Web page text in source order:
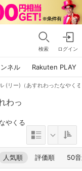
検索 ログイン
ネル Rakuten PLAY
(リー)（あすれわったなやく
わっ
やくる
人気順 評価順 50